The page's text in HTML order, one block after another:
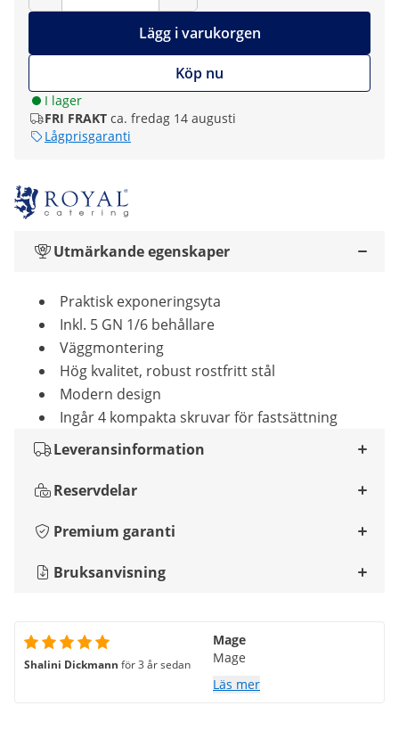
Lägg i varukorgen
Köp nu
I lager
FRI FRAKT ca. fredag 14 augusti
Lågprisgaranti
Utmärkande egenskaper
Praktisk exponeringsyta
Inkl. 5 GN 1/6 behållare
Väggmontering
Hög kvalitet, robust rostfritt stål
Modern design
Ingår 4 kompakta skruvar för fastsättning
Leveransinformation
Reservdelar
Premium garanti
Bruksanvisning
Shalini Dickmann för 3 år sedan
Mage
Mage
Läs mer